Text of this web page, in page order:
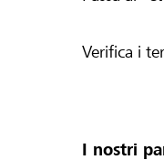
Verifica i
I nostri